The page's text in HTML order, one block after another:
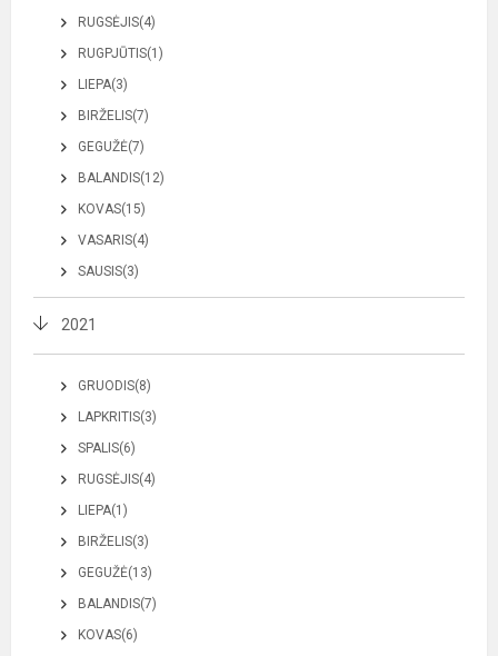
RUGSĖJIS(4)
RUGPJŪTIS(1)
LIEPA(3)
BIRŽELIS(7)
GEGUŽĖ(7)
BALANDIS(12)
KOVAS(15)
VASARIS(4)
SAUSIS(3)
2021
GRUODIS(8)
LAPKRITIS(3)
SPALIS(6)
RUGSĖJIS(4)
LIEPA(1)
BIRŽELIS(3)
GEGUŽĖ(13)
BALANDIS(7)
KOVAS(6)